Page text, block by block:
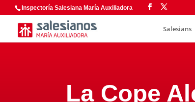
Inspectoría Salesiana María Auxiliadora
Salesians
La Cope